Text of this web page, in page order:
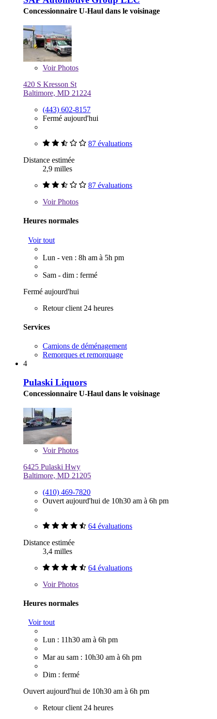
Concessionnaire U-Haul dans le voisinage
VoirPhotos
420 S Kresson St
Baltimore, MD 21224
(443) 602-8157
Fermé aujourd'hui
87 évaluations
Distance estimée
2,9 milles
87 évaluations
VoirPhotos
Heures normales
Voir tout
Lun - ven : 8h am à 5h pm
Sam - dim : fermé
Fermé aujourd'hui
Retour client 24 heures
Services
Camions de déménagement
Remorques et remorquage
4
Pulaski Liquors
Concessionnaire U-Haul dans le voisinage
VoirPhotos
6425 Pulaski Hwy
Baltimore, MD 21205
(410) 469-7820
Ouvert aujourd'hui de 10h30 am à 6h pm
64 évaluations
Distance estimée
3,4 milles
64 évaluations
VoirPhotos
Heures normales
Voir tout
Lun : 11h30 am à 6h pm
Mar au sam : 10h30 am à 6h pm
Dim : fermé
Ouvert aujourd'hui de 10h30 am à 6h pm
Retour client 24 heures